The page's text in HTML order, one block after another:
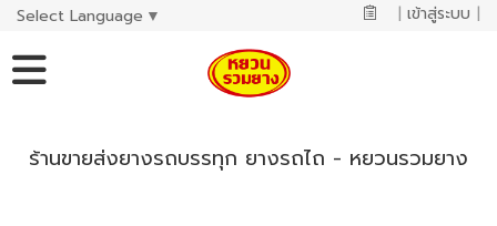
Select Language ▼ | เข้าสู่ระบบ |
ร้านขายส่งยางรถบรรทุก ยางรถไถ - หยวนรวมยาง